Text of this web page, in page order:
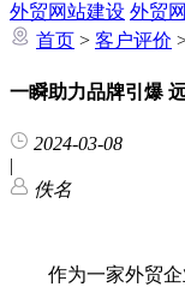
外贸网站建设 外贸
首页 > 客户评价
一瞬助力品牌引爆
2024-03-08
|
佚名
作为一家外贸